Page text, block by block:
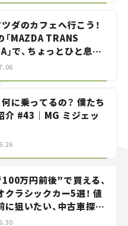
ツダのカフェへ行こう！
「MAZDA TRANS
」で、ちょっとひと息。
CCGとクルマでどうす
何に乗ってるの？ 僕たち
介 #43｜MG ミジェッ
万円前後”で買える、
クラシックカー5選！ 値
に狙いたい、中古車探し
――ちょっとイケてるマ